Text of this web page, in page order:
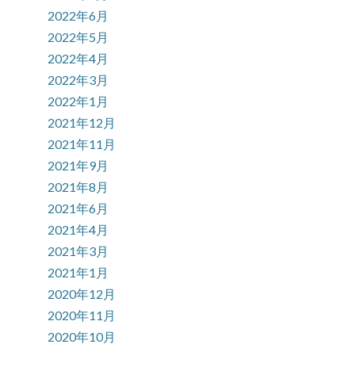
2022年6月
2022年5月
2022年4月
2022年3月
2022年1月
2021年12月
2021年11月
2021年9月
2021年8月
2021年6月
2021年4月
2021年3月
2021年1月
2020年12月
2020年11月
2020年10月